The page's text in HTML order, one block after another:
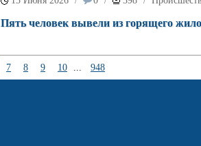
Пять человек вывели из горящего
7 8 9 10 ... 948